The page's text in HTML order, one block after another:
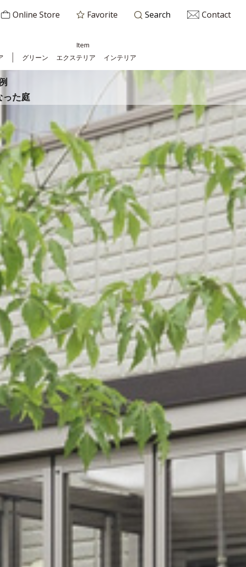
Online Store Favorite Search Contact
Item
グリーン エクステリア インテリア
った庭